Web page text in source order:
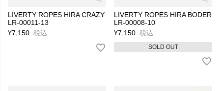
LIVERTY ROPES HIRA CRAZY
LR-00011-13
¥7,150 税込
LIVERTY ROPES HIRA BODER
LR-00008-10
¥7,150 税込
SOLD OUT